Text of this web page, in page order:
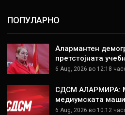
ПОПУЛАРНО
Алармантен
претстојната
6 Aug, 2026 во 12:18
СДСМ АЛАРМИРА:
медиумската
6 Aug, 2026 во 10:12